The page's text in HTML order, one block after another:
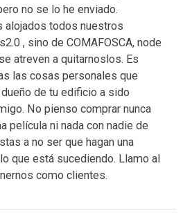
no se lo he enviado.
alojados todos nuestros
, sino de COMAFOSCA, node
atreven a quitarnoslos. Es
las cosas personales que
de tu edificio a sido
No pienso comprar nunca
película ni nada con nadie de
a no ser que hagan una
que está sucediendo. Llamo al
como clientes.